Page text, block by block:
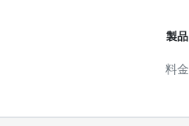
製品
料金